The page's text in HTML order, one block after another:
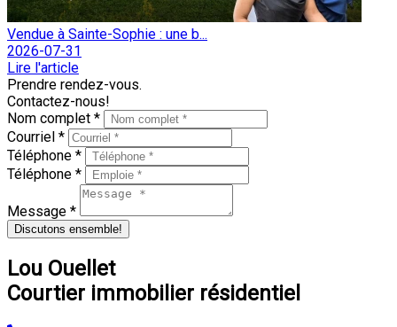
Vendue à Sainte-Sophie : une b...
2026-07-31
Lire l'article
Prendre rendez-vous.
Contactez-nous!
Nom complet *
Courriel *
Téléphone *
Téléphone *
Message *
Discutons ensemble!
Lou Ouellet
Courtier immobilier résidentiel